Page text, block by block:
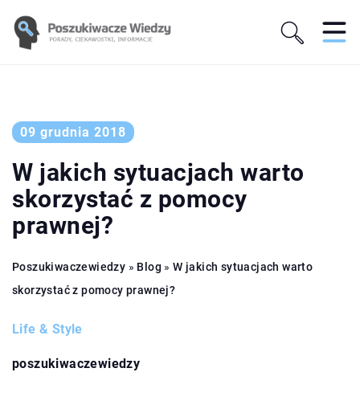
09 grudnia 2018
W jakich sytuacjach warto
skorzystać z pomocy
prawnej?
Poszukiwaczewiedzy » Blog »W jakich sytuacjach warto
skorzystać z pomocy prawnej?
Life & Style
poszukiwaczewiedzy